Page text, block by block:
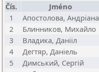
Čís. Jméno
1
Апостолова, Андріана
2
Блинников, Михайло
3
Владика, Данііл
4
Дегтяр, Даніель
5
Димський, Сергій